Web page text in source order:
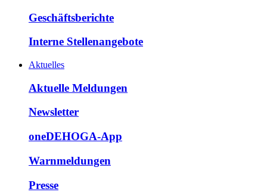
Geschäftsberichte
Interne Stellenangebote
Aktuelles
Aktuelle Meldungen
Newsletter
oneDEHOGA-App
Warnmeldungen
Presse